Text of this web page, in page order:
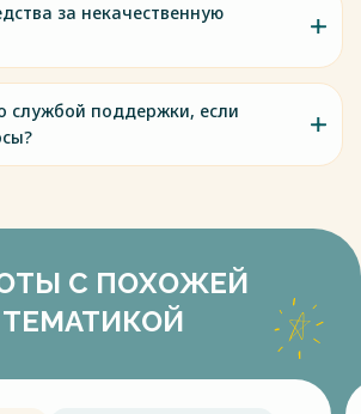
за некачественную
службой поддержки, если
С ПОХОЖЕЙ
ТЕМАТИКОЙ